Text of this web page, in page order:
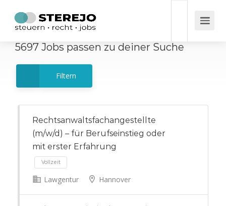
5697 Jobs passen zu deiner Suche
Filtern
Rechtsanwaltsfachangestellte
(m/w/d) – für Berufseinstieg oder
mit erster Erfahrung
Lawgentur Hannover